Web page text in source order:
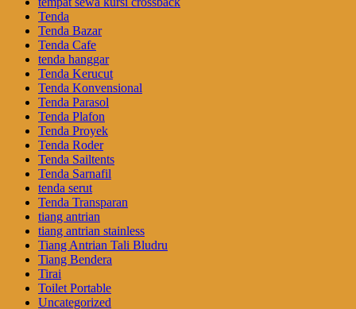
Tenda
Tenda Bazar
Tenda Cafe
tenda hanggar
Tenda Kerucut
Tenda Konvensional
Tenda Parasol
Tenda Plafon
Tenda Proyek
Tenda Roder
Tenda Sailtents
Tenda Sarnafil
tenda serut
Tenda Transparan
tiang antrian
tiang antrian stainless
Tiang Antrian Tali Bludru
Tiang Bendera
Tirai
Toilet Portable
Uncategorized